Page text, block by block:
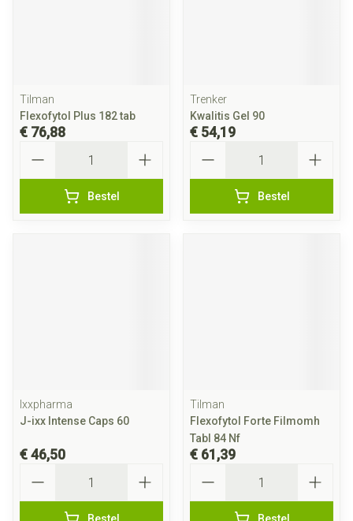
Tilman
Flexofytol Plus 182 tab
€ 76,88
Bestel
Trenker
Kwalitis Gel 90
€ 54,19
Bestel
Ixxpharma
J-ixx Intense Caps 60
€ 46,50
Tilman
Flexofytol Forte Filmomh
Tabl 84 Nf
€ 61,39